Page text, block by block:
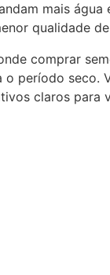
mais
qualidade
comprar
o período seco.
claros para